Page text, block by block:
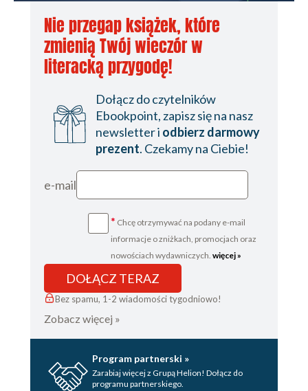
Nie przegap książek, które
zmienią Twój wieczór w
literacką przygodę!
Dołącz do czytelników
Ebookpoint, zapisz się na nasz
newsletter i odbierz darmowy
prezent. Czekamy na Ciebie!
e-mail
* Chcę otrzymywać na podany e-mail
informacje o zniżkach, promocjach oraz
nowościach wydawniczych. więcej »
DOŁĄCZ TERAZ
Bez spamu, 1-2 wiadomości tygodniowo!
Zobacz więcej »
Program partnerski »
Zarabiaj więcej z Grupą Helion! Dołącz do
programu partnerskiego.